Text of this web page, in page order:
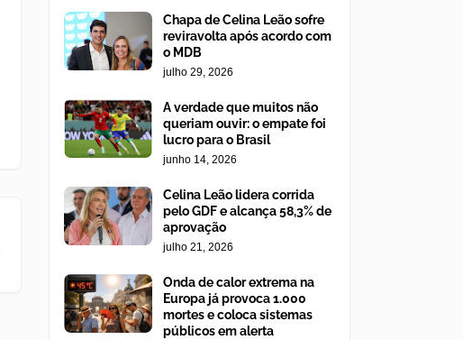
Chapa de Celina Leão sofre
reviravolta após acordo com
o MDB
julho 29, 2026
A verdade que muitos não
queriam ouvir: o empate foi
lucro para o Brasil
junho 14, 2026
Celina Leão lidera corrida
pelo GDF e alcança 58,3% de
aprovação
julho 21, 2026
Onda de calor extrema na
Europa já provoca 1.000
mortes e coloca sistemas
públicos em alerta